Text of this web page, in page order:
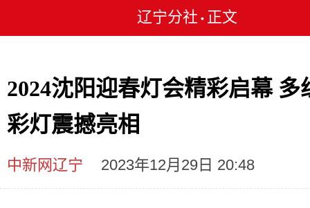
辽宁分社 • 正文
2024沈阳迎春灯会精彩启幕 多
彩灯震撼亮相
中新网辽宁 2023年12月29日 20:48